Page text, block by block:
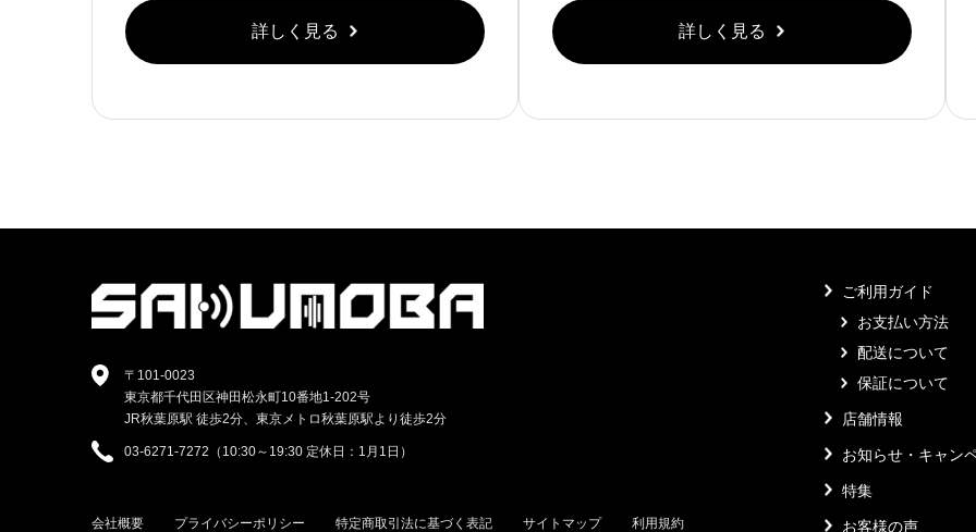
詳しく見る 詳しく見る
〒101-0023
東京都千代田区神田松永町10番地1-202号
JR秋葉原駅 徒歩2分、東京メトロ秋葉原駅より徒歩2分
03-6271-7272（10:30～19:30 定休日：1月1日）
会社概要 プライバシーポリシー 特定商取引法に基づく表記 サイトマップ 利用規約
ご利用ガイド
お支払い方法
配送について
保証について
店舗情報
お知らせ・キャン
特集
お客様の声